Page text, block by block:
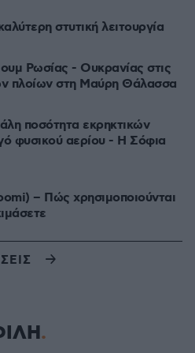
στυτική λειτουργία
Ρωσίας - Ουκρανίας στις
πλοίων στη Μαύρη Θάλασσα
ποσότητα εκρηκτικών
φυσικού αερίου - Η Σόφια
– Πώς χρησιμοποιούνται